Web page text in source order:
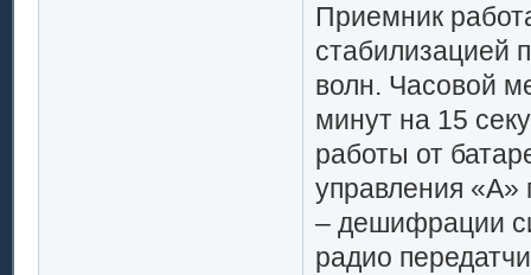
Приемник
стабилизацией
волн. Часовой
минут на 15
работы от
управления «А»
– дешифрации
радио